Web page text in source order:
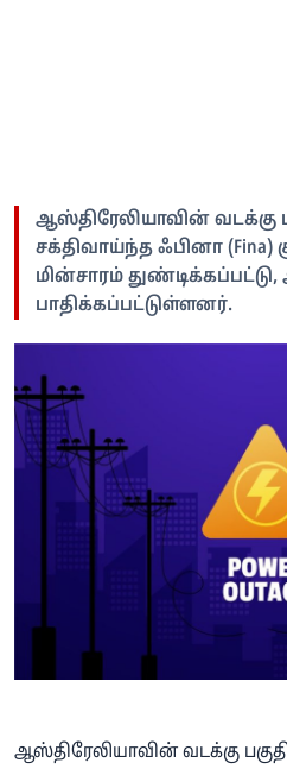
ஆஸ்திரேலியாவின் வடக்கு
சக்திவாய்ந்த ஃபினா
மின்சாரம்
பாதிக்கப்பட்டுள்ளனர்.
ஆஸ்திரேலியாவின் வடக்கு